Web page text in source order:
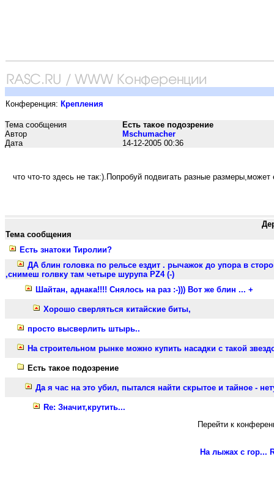
Конференция: Крепления
Тема сообщения
Есть такое подозрение
Автор
Mschumacher
Дата
14-12-2005 00:36
что что-то здесь не так:).Попробуй подвигать разные
Тема сообщения
Есть знатоки Тиролии?
ДА блин головка по рельсе ездит . рычажок до упора в
,снимеш голвку там четыре шурупа PZ4 (-)
Шайтан, аднака!!!! Снялось на раз :-))) Вот же блин ... +
Хорошо сверляться китайские биты,
просто высверлить штырь..
На строительном рынке можно купить насадки с такой
Есть такое подозрение
Да я час на это убил, пытался найти скрытое и тайное -
Re: Значит,крутить...
Перейти к
На лыжах с гор...